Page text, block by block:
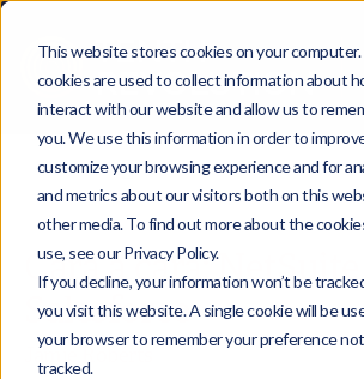
This website stores cookies on your
cookies are used to collect information about
interact with our website and allow us to
you. We use this information in order to
customize your browsing experience and for
and metrics about our visitors both on this
other media. To find out more about the
use, see our Privacy Policy.
If you decline, your information won’t be
you visit this website. A single cookie will be
your browser to remember your preference
tracked.
Cara a cara:
Salesforce
Jamie Roberts